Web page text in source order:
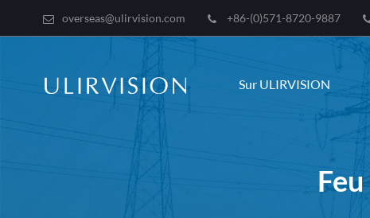
overseas@ulirvision.com +86-(0)571-8720-9887
Sur ULIRVISION